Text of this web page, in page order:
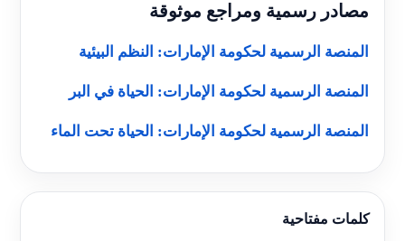
مصادر رسمية ومراجع موثوقة
المنصة الرسمية لحكومة الإمارات: النظم البيئية
المنصة الرسمية لحكومة الإمارات: الحياة في البر
المنصة الرسمية لحكومة الإمارات: الحياة تحت الماء
كلمات مفتاحية